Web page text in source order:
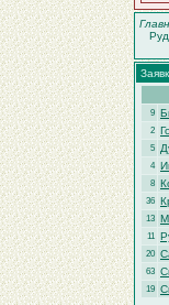
9
2
5
4
8
36
13
11
20
63
19